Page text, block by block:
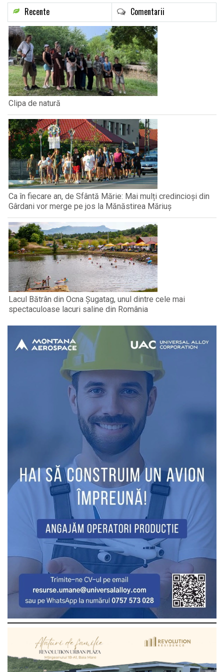
Recente Comentarii
Clipa de natură
Ca în fiecare an, de Sfântă Mărie: Mai mulți credincioși din
Gârdani vor merge pe jos la Mănăstirea Măriuș
Lacul Bătrân din Ocna Șugatag, unul dintre cele mai
spectaculoase lacuri saline din România